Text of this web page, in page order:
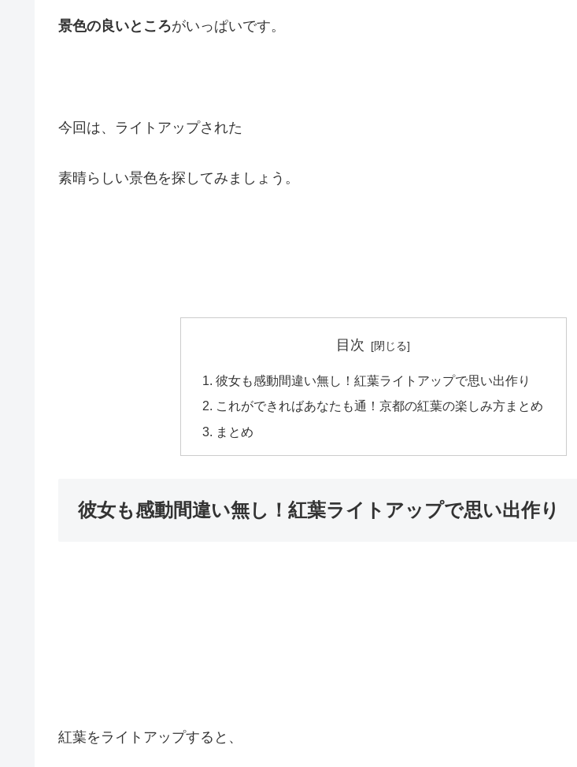
景色の良いところがいっぱいです。
今回は、ライトアップされた
素晴らしい景色を探してみましょう。
目次
彼女も感動間違い無し！紅葉ライトアップで思い出作り
これができればあなたも通！京都の紅葉の楽しみ方まとめ
まとめ
彼女も感動間違い無し！紅葉ライトアップで思い出作り
紅葉をライトアップすると、